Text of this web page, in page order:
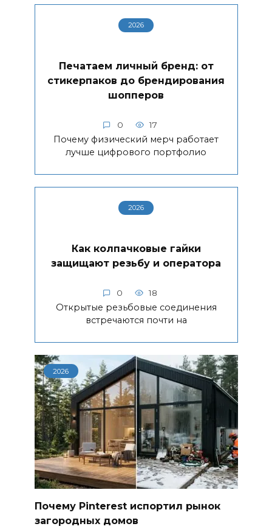
2026
Печатаем личный бренд: от
стикерпаков до брендирования
шопперов
0 17
Почему физический мерч работает
лучше цифрового портфолио
2026
Как колпачковые гайки
защищают резьбу и оператора
0 18
Открытые резьбовые соединения
встречаются почти на
2026
Почему Pinterest испортил рынок
загородных домов